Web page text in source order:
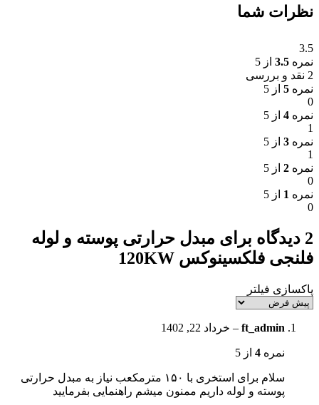
نظرات شما
3.5
نمره 3.5 از 5
2 نقد و بررسی
نمره 5 از 5
0
نمره 4 از 5
1
نمره 3 از 5
1
نمره 2 از 5
0
نمره 1 از 5
0
2 دیدگاه برای
مبدل حرارتی پوسته و لوله
فلنجی فلکسینوکس 120KW
پاکسازی فیلتر
ft_admin
– خرداد 22, 1402
نمره 4 از 5
سلام برای استخری با ۱۵۰ مترمکعب نیاز به مبدل حرارتی
پوسته و لوله داریم ممنون میشم راهنمایی بفرمایید